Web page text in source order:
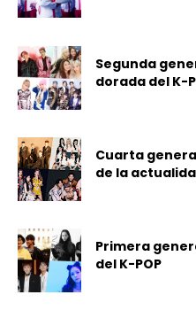
Segunda
dorada del K-
Cuarta
de la
Primera
del K-POP